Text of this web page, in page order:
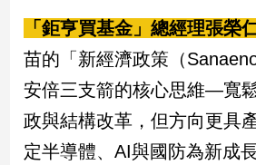
兩
岸/
國
際
會/
「鉅亨買基金」總經理張榮
苗的「新經濟政策（
安倍三支箭的核心思維—寬
政與結構改革，但方向更具
定半導體、AI與國防為新成